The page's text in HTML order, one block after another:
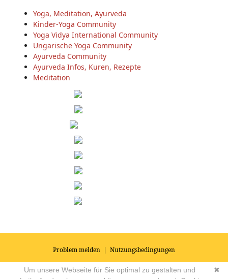
Yoga, Meditation, Ayurveda
Kinder-Yoga Community
Yoga Vidya International Community
Ungarische Yoga Community
Ayurveda Community
Ayurveda Infos, Kuren, Rezepte
Meditation
Problem melden | Nutzungsbedingungen
© 2026Impressum|Datenschutz|AGB's| Yoga Vidya Community -
Forum für Yoga, Meditation und Ayurveda Powered by
✖
Um unsere Webseite für Sie optimal zu gestalten und